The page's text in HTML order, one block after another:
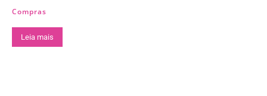
Compras
Leia mais